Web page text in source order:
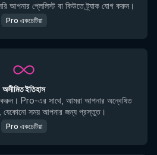
আপনার প্লেলিস্ট বা কিউতে ট্র্যাক যোগ করুন।
Pro একচেটিয়া
অসীমিত ইতিহাস
করুন। Pro-এর সাথে, আমরা আপনার অন্বেষিত
যেকোনো সময় আপনার জন্য প্রস্তুত।
Pro একচেটিয়া